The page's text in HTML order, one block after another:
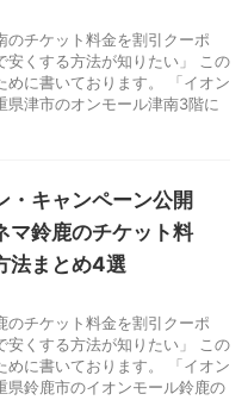
のチケット料金を割引クーポ
安くする方法が知りたい」 この
めに書いております。 「イオン
県津市のオンモール津南3階に
・キャンペーン公開
マ鈴鹿のチケット料
法まとめ4選
のチケット料金を割引クーポ
安くする方法が知りたい」 この
めに書いております。 「イオン
県鈴鹿市のイオンモール鈴鹿の